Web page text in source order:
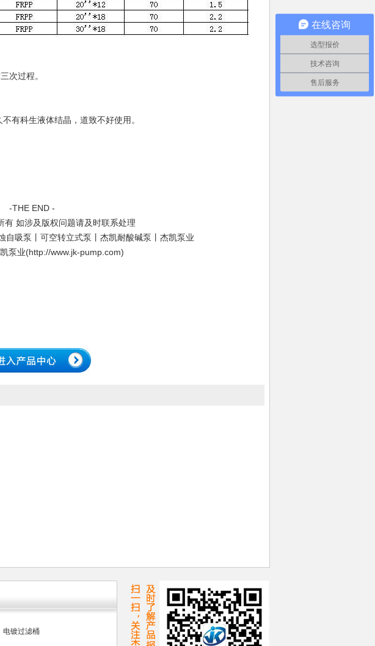
次过程。
有科生液体结晶，道致不好使用。
-THE END -
有 如涉及版权问题请及时联系处理
自吸泵丨可空转立式泵丨杰凯耐酸碱泵丨杰凯泵业
泵业(http://www.jk-pump.com)
电镀过滤桶
在线咨询
选型报价
技术咨询
售后服务